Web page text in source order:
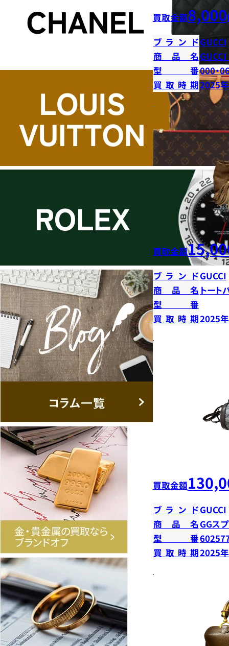
買取金額8,000
ブランドGUCCI
商品名
型番000・
買取時期2025
買取金額
ブランドGUCCI
商品名 トート
型番
買取時期2025
買取金額
ブランドGUCCI
商品名 GGス
型番
買取時期2025